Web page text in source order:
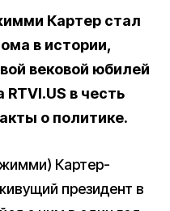
Картер стал
в истории,
вековой юбилей
RTVI.US в честь
о политике.
Картер-
президент в